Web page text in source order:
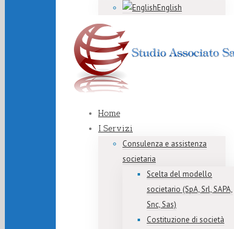
English
Home
I Servizi
Consulenza e assistenza
societaria
Scelta del modello
societario (SpA, Srl, SAPA,
Snc, Sas)
Costituzione di società